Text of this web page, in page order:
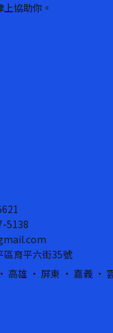
協助你。
5138
區育平六街35號
高雄 · 屏東 · 嘉義 ·